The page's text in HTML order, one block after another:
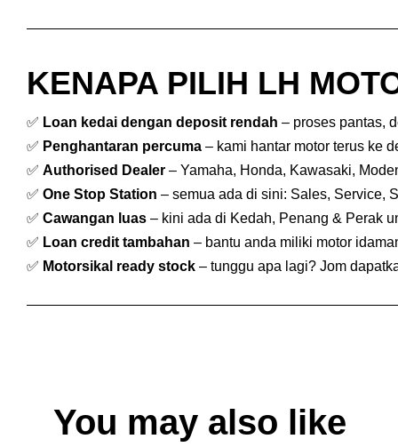
KENAPA PILIH LH
✅ Loan kedai dengan deposit rendah – proses pantas,
✅ Penghantaran percuma – kami hantar motor terus ke
✅ Authorised Dealer – Yamaha, Honda, Kawasaki,
✅ One Stop Station – semua ada di sini: Sales, Service,
✅ Cawangan luas – kini ada di Kedah, Penang & Perak
✅ Loan credit tambahan – bantu anda miliki motor
✅ Motorsikal ready stock – tunggu apa lagi? Jom
You may also like